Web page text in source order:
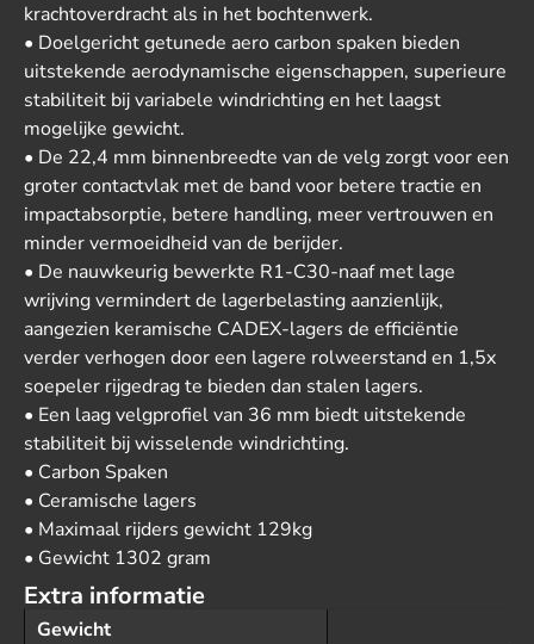
krachtoverdracht als in het bochtenwerk.
• Doelgericht getunede aero carbon spaken bieden
uitstekende aerodynamische eigenschappen, superieure
stabiliteit bij variabele windrichting en het laagst
mogelijke gewicht.
• De 22,4 mm binnenbreedte van de velg zorgt voor een
groter contactvlak met de band voor betere tractie en
impactabsorptie, betere handling, meer vertrouwen en
minder vermoeidheid van de berijder.
• De nauwkeurig bewerkte R1-C30-naaf met lage
wrijving vermindert de lagerbelasting aanzienlijk,
aangezien keramische CADEX-lagers de efficiëntie
verder verhogen door een lagere rolweerstand en 1,5x
soepeler rijgedrag te bieden dan stalen lagers.
• Een laag velgprofiel van 36 mm biedt uitstekende
stabiliteit bij wisselende windrichting.
• Carbon Spaken
• Ceramische lagers
• Maximaal rijders gewicht 129kg
• Gewicht 1302 gram
Extra informatie
Gewicht